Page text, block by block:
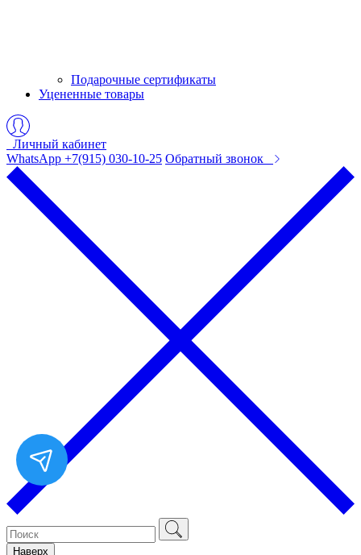
Подарочные сертификаты
Уцененные товары
Личный кабинет
WhatsApp +7(915) 030-10-25 Обратный звонок
Наверх